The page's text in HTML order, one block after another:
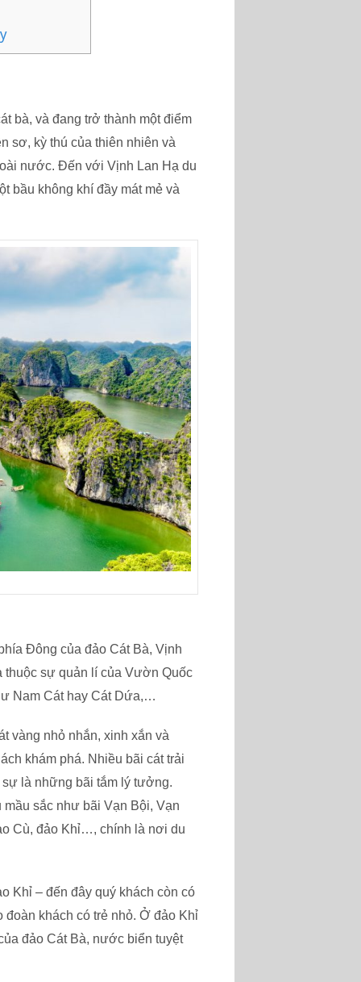
bà, và đang trở thành một điểm
sơ, kỳ thú của thiên nhiên và
nước. Đến với Vịnh Lan Hạ du
bầu không khí đầy mát mẻ và
Đông của đảo Cát Bà, Vịnh
thuộc sự quản lí của Vườn Quốc
Nam Cát hay Cát Dứa,…
vàng nhỏ nhắn, xinh xắn và
khám phá. Nhiều bãi cát trải
là những bãi tắm lý tưởng.
sắc như bãi Vạn Bội, Vạn
Cù, đảo Khỉ…, chính là nơi du
Khỉ – đến đây quý khách còn có
khách có trẻ nhỏ. Ở đảo Khỉ
đảo Cát Bà, nước biển tuyệt